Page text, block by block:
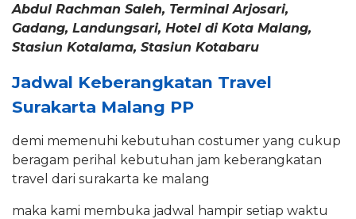
Abdul Rachman Saleh, Terminal Arjosari,
Gadang, Landungsari, Hotel di Kota Malang,
Stasiun Kotalama, Stasiun Kotabaru
Jadwal Keberangkatan Travel
Surakarta Malang PP
demi memenuhi kebutuhan costumer yang cukup
beragam perihal kebutuhan jam keberangkatan
travel dari surakarta ke malang
maka kami membuka jadwal hampir setiap waktu